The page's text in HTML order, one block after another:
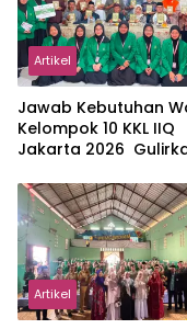
Artikel
Jawab Kebutuhan
Kelompok 10 KKL IIQ
Jakarta 2026
Sukamanah
Artikel